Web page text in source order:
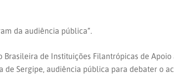
da audiência pública”.
Brasileira de Instituições Filantrópicas de
Sergipe, audiência pública para debater o